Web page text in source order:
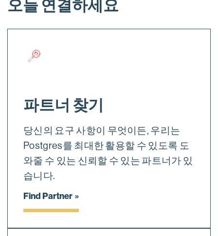
오늘 연결하세요
파트너 찾기
당신의 요구 사항이 무엇이든, 우리는
Postgres를 최대한 활용할 수 있도록 도
와줄 수 있는 신뢰할 수 있는 파트너가 있
습니다.
Find Partner